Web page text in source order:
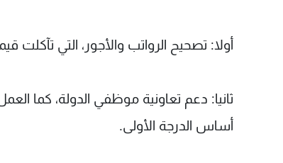
أولا: تصحيح الرواتب والأجور، التي تآكلت
ثانيا: دعم تعاونية موظفي الدولة، كما
أساس الدرجة الأولى.